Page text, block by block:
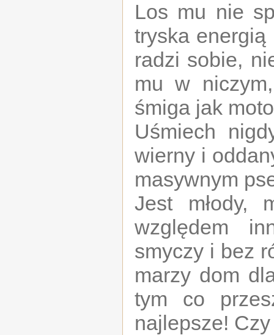
Los mu nie
tryska energią
radzi sobie,
mu w
śmiga jak
Uśmiech
wierny i
masywnym
Jest młody,
względem
smyczy i bez
marzy dom
tym co
najlepsze!